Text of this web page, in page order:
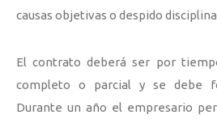
causas objetivas o despido
El contrato deberá ser por
completo o parcial y se debe
Durante un año el empresario